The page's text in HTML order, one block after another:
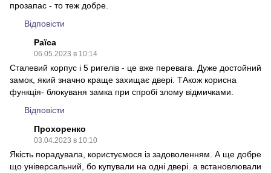
прозапас - то теж добре.
Відповісти
Раїса
06.05.2023 в 10:14
Сталевий корпус і 5 ригелів - це вже перевага. Дуже достойний
замок, який значно краще захищає двері. ТАкож корисна
функція- блокуваня замка при спробі злому відмичками.
Відповісти
Прохоренко
03.04.2023 в 10:10
Якість порадувала, користуємося із задоволенням. А ще добре
що універсальний, бо купували на одні двері. а встановлювали